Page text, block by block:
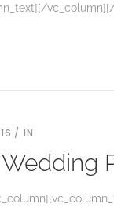
vc_column][/
IN